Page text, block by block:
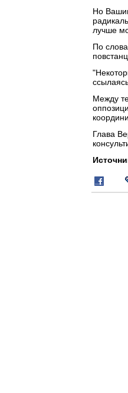
Но
лучше
По
Между
Глава